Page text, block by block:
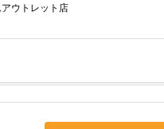
ウトレット店